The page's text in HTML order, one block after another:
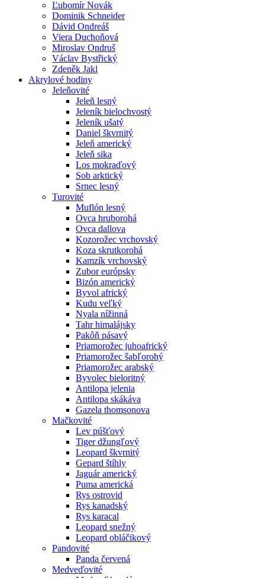
Ľubomír Novák
Dominik Schneider
Dávid Ondreáš
Viera Duchoňová
Miroslav Ondruš
Václav Bystřický
Zdeněk Jakl
Akrylové hodiny
Jeleňovité
Jeleň lesný
Jeleník bielochvostý
Jeleník ušatý
Daniel škvrnitý
Jeleň americký
Jeleň sika
Los mokraďový
Sob arktický
Srnec lesný
Turovité
Muflón lesný
Ovca hruborohá
Ovca dallova
Kozorožec vrchovský
Koza skrutkorohá
Kamzík vrchovský
Zubor európsky
Bizón americký
Byvol africký
Kudu veľký
Nyala nížinná
Tahr himalájsky
Pakôň pásavý
Priamorožec juhoafrický
Priamorožec šabľorohý
Priamorožec arabský
Byvolec bieloritný
Antilopa jelenia
Antilopa skákáva
Gazela thomsonova
Mačkovité
Lev púšťový
Tiger džungľový
Leopard škvrnitý
Gepard štíhly
Jaguár americký
Puma americká
Rys ostrovid
Rys kanadský
Rys karacal
Leopard snežný
Leopard obláčikový
Pandovité
Panda červená
Medveďovité